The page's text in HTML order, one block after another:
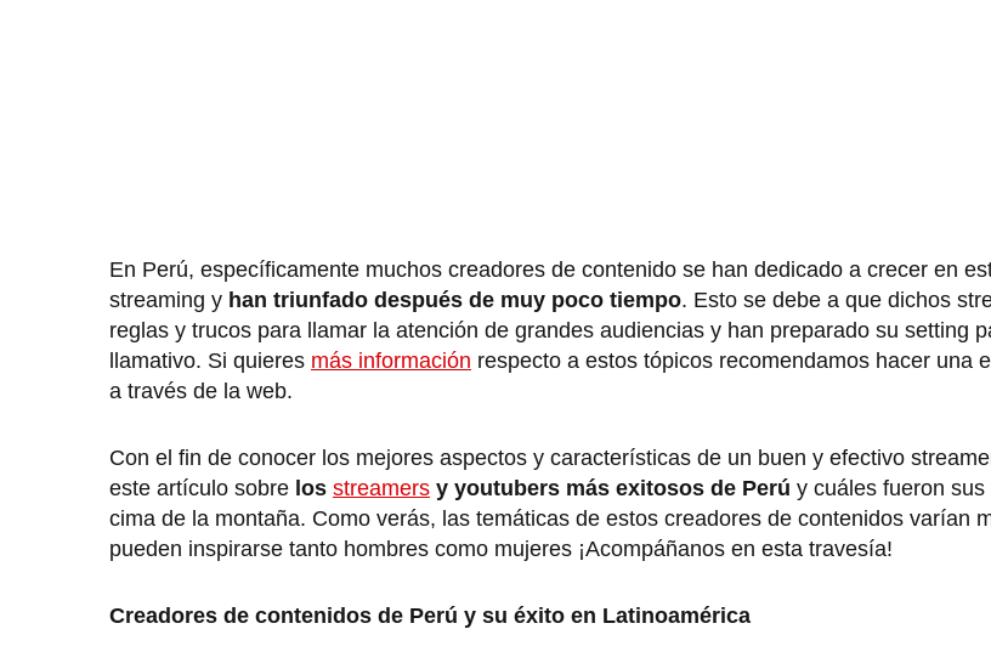
En Perú, específicamente muchos creadores de contenido se han dedicado a crecer en
streaming y han triunfado después de muy poco tiempo. Esto se debe a que dichos
reglas y trucos para llamar la atención de grandes audiencias y han preparado su setting
llamativo. Si quieres más información respecto a estos tópicos recomendamos hacer una
a través de la web.
Con el fin de conocer los mejores aspectos y características de un buen y efectivo
este artículo sobre los streamers y youtubers más exitosos de Perú y cuáles fueron
cima de la montaña. Como verás, las temáticas de estos creadores de contenidos varían
pueden inspirarse tanto hombres como mujeres ¡Acompáñanos en esta travesía!
Creadores de contenidos de Perú y su éxito en Latinoamérica